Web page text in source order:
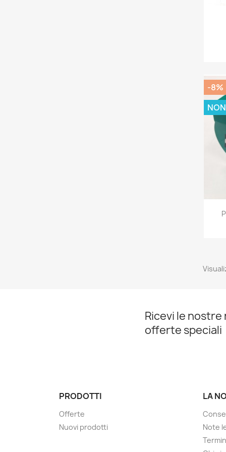
-8%
Ricevi le nostre
offerte speciali
PRODOTTI
Offerte
Nuovi prodotti
LA
Note